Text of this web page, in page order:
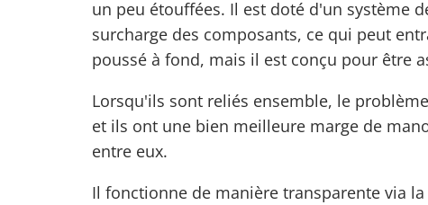
un peu étouffées. Il est doté d'un système
surcharge des composants, ce qui peut
poussé à fond, mais il est conçu pour être
Lorsqu'ils sont reliés ensemble, le
et ils ont une bien meilleure marge de
entre eux.
Il fonctionne de manière transparente via